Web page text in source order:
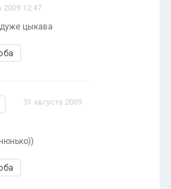
2009 12:47
цыкава
31 августа 2009